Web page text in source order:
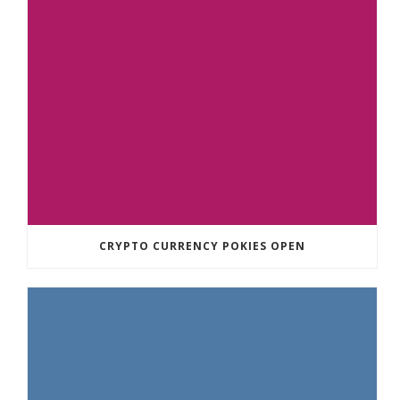
CRYPTO CURRENCY POKIES OPEN